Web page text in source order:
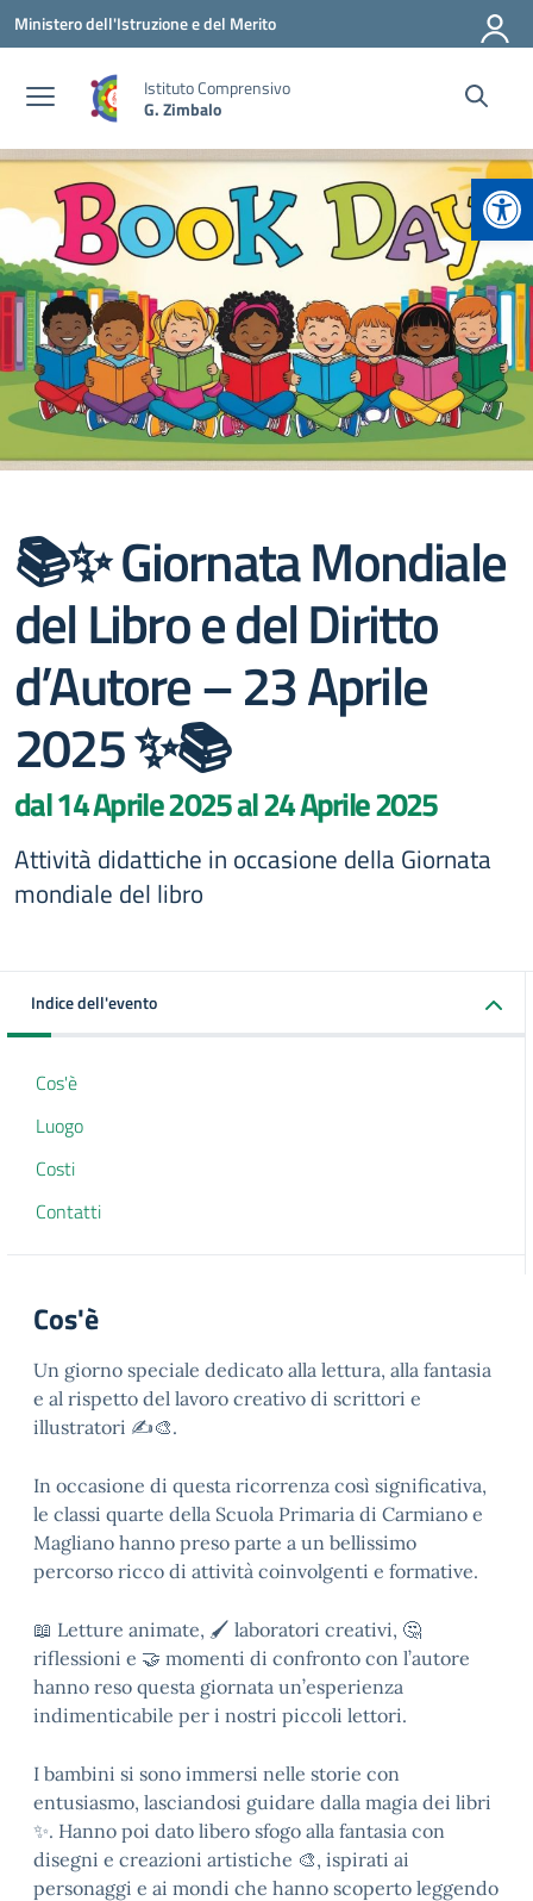
Vai ai contenuti
Vai al menu di navigazione
Vai al footer
Ministero dell'Istruzione e del Merito
Istituto Comprensivo
G. Zimbalo
📚✨ Giornata Mondiale
del Libro e del Diritto
d’Autore – 23 Aprile
2025 ✨📚
dal 14 Aprile 2025 al 24 Aprile 2025
Attività didattiche in occasione della Giornata
mondiale del libro
Indice dell'evento
Cos'è
Luogo
Costi
Contatti
Cos'è
Un giorno speciale dedicato alla lettura, alla fantasia
e al rispetto del lavoro creativo di scrittori e
illustratori ✍️🎨.
In occasione di questa ricorrenza così significativa,
le classi quarte della Scuola Primaria di Carmiano e
Magliano hanno preso parte a un bellissimo
percorso ricco di attività coinvolgenti e formative.
📖 Letture animate, 🖌️ laboratori creativi, 🤔
riflessioni e 🤝 momenti di confronto con l’autore
hanno reso questa giornata un’esperienza
indimenticabile per i nostri piccoli lettori.
I bambini si sono immersi nelle storie con
entusiasmo, lasciandosi guidare dalla magia dei libri
✨. Hanno poi dato libero sfogo alla fantasia con
disegni e creazioni artistiche 🎨, ispirati ai
personaggi e ai mondi che hanno scoperto leggendo